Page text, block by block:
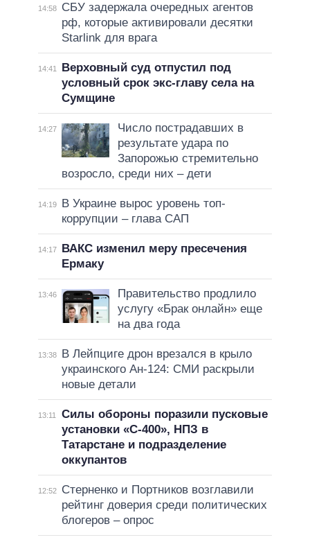
14:58
СБУ задержала очередных агентов
рф, которые активировали десятки
Starlink для врага
14:41
Верховный суд отпустил под
условный срок экс-главу села на
Сумщине
14:27
Число пострадавших в
результате удара по
Запорожью стремительно
возросло, среди них – дети
14:19
В Украине вырос уровень топ-
коррупции – глава САП
14:17
ВАКС изменил меру пресечения
Ермаку
13:46
Правительство продлило
услугу «Брак онлайн» еще
на два года
13:38
В Лейпциге дрон врезался в крыло
украинского Ан-124: СМИ раскрыли
новые детали
13:11
Силы обороны поразили пусковые
установки «С-400», НПЗ в
Татарстане и подразделение
оккупантов
12:52
Стерненко и Портников возглавили
рейтинг доверия среди политических
блогеров – опрос